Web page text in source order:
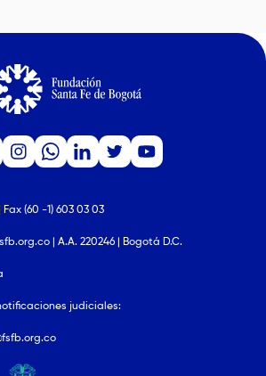
Fax (60 -1) 603 03 03
| A.A. 220246 | Bogotá D.C.
judiciales: